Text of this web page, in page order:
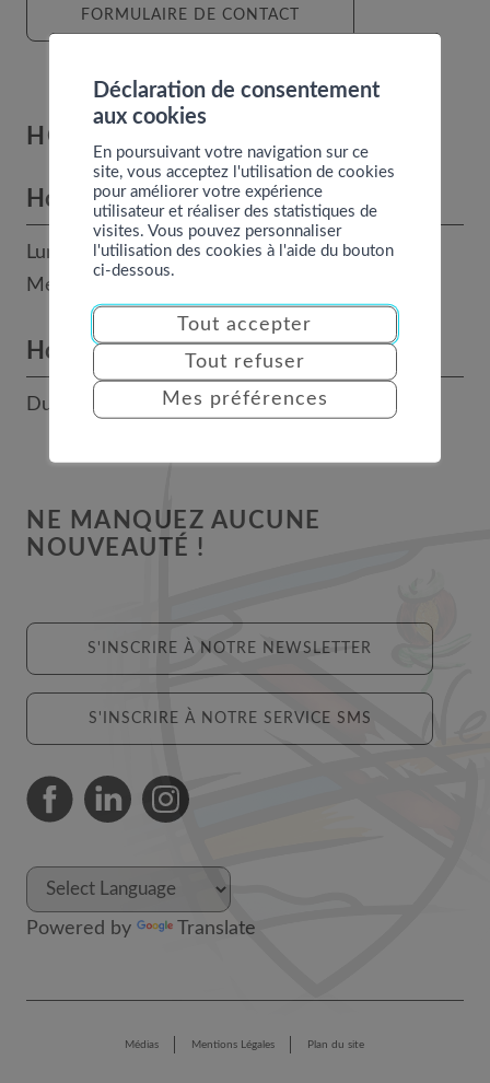
FORMULAIRE DE CONTACT
HORAIRES
Horaires des bureaux
Lundi, mardi, jeudi et vendredi : 8h - 12h
Mercredi : 14h - 17h
Horaires téléphoniques
Du lundi au vendredi : 9h-12h / 14h-17h
NE MANQUEZ AUCUNE
NOUVEAUTÉ !
S'INSCRIRE À NOTRE NEWSLETTER
S'INSCRIRE À NOTRE SERVICE SMS
Powered by Translate
Médias Mentions Légales Plan du site
Déclaration de consentement
aux cookies
En poursuivant votre navigation sur ce
site, vous acceptez l'utilisation de cookies
pour améliorer votre expérience
utilisateur et réaliser des statistiques de
visites. Vous pouvez personnaliser
l'utilisation des cookies à l'aide du bouton
ci-dessous.
Tout accepter
Tout refuser
Mes préférences